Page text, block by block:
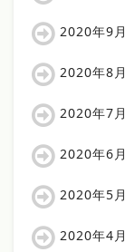
2020年9月
2020年8月
2020年7月
2020年6月
2020年5月
2020年4月